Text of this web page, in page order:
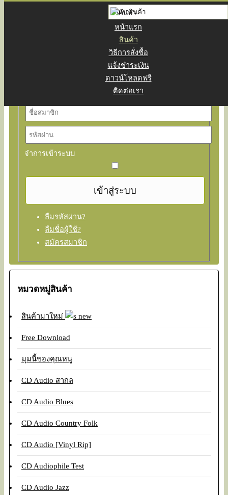
หน้าแรก
สินค้า
วิธีการสั่งซื้อ
แจ้งชำระเงิน
ดาวน์โหลดฟรี
ติดต่อเรา
จำการเข้าระบบ
ลืมรหัสผ่าน?
ลืมชื่อผู้ใช้?
สมัครสมาชิก
หมวดหมู่สินค้า
สินค้ามาใหม่
Free Download
มุมนี้ของคุณหนู
CD Audio สากล
CD Audio Blues
CD Audio Country Folk
CD Audio [Vinyl Rip]
CD Audiophile Test
CD Audio Jazz